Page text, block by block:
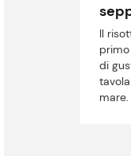
Il
di
mare.